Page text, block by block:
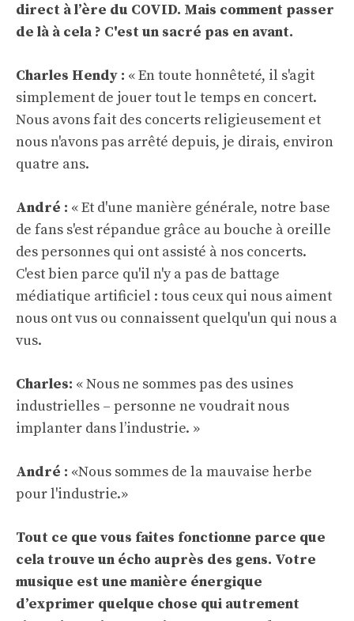
direct à l’ère du COVID. Mais comment passer
de là à cela ? C'est un sacré pas en avant.
Charles Hendy : « En toute honnêteté, il s'agit
simplement de jouer tout le temps en concert.
Nous avons fait des concerts religieusement et
nous n'avons pas arrêté depuis, je dirais, environ
quatre ans.
André : « Et d'une manière générale, notre base
de fans s'est répandue grâce au bouche à oreille
des personnes qui ont assisté à nos concerts.
C'est bien parce qu'il n'y a pas de battage
médiatique artificiel : tous ceux qui nous aiment
nous ont vus ou connaissent quelqu'un qui nous a
vus.
Charles: « Nous ne sommes pas des usines
industrielles – personne ne voudrait nous
implanter dans l’industrie. »
André : «Nous sommes de la mauvaise herbe
pour l'industrie.»
Tout ce que vous faites fonctionne parce que
cela trouve un écho auprès des gens. Votre
musique est une manière énergique
d’exprimer quelque chose qui autrement